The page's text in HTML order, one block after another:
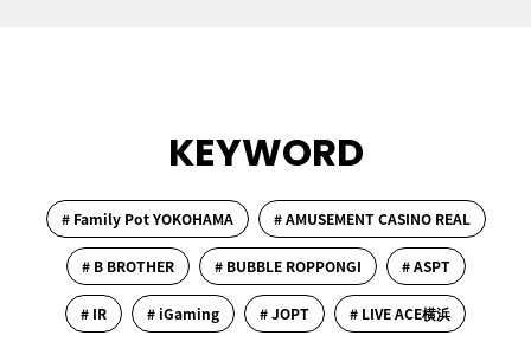
KEYWORD
# Family Pot YOKOHAMA # AMUSEMENT CASINO REAL
# B BROTHER # BUBBLE ROPPONGI # ASPT
# IR # iGaming # JOPT # LIVE ACE横浜